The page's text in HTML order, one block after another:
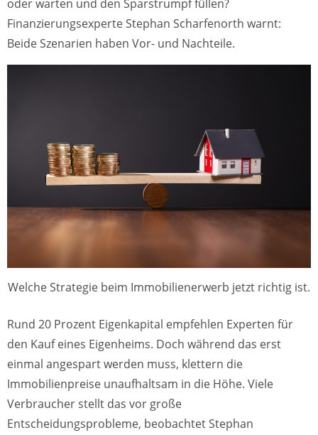
oder warten und den Sparstrumpf füllen?
Finanzierungsexperte Stephan Scharfenorth warnt:
Beide Szenarien haben Vor- und Nachteile.
Welche Strategie beim Immobilienerwerb jetzt richtig ist.
Rund 20 Prozent Eigenkapital empfehlen Experten für
den Kauf eines Eigenheims. Doch während das erst
einmal angespart werden muss, klettern die
Immobilienpreise unaufhaltsam in die Höhe. Viele
Verbraucher stellt das vor große
Entscheidungsprobleme, beobachtet Stephan